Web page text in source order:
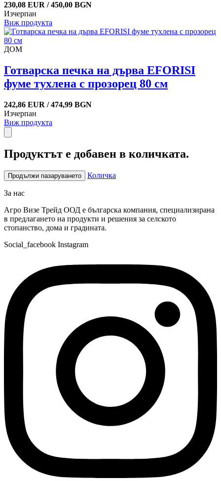
230,08 EUR / 450,00 BGN
Изчерпан
Виж продукта
ДОМ
Готварска печка на дърва EFORISI
фуме тухлена с прозорец 80 см
242,86 EUR / 474,99 BGN
Изчерпан
Виж продукта
Продуктът е добавен в количката.
Продължи пазаруването Количка
За нас
Агро Визе Трейд ООД е българска компания, специализирана
в предлагането на продукти и решения за селското
стопанство, дома и градината.
Social_facebook Instagram